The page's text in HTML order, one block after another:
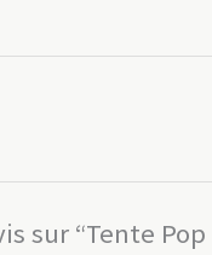
sur “Tente